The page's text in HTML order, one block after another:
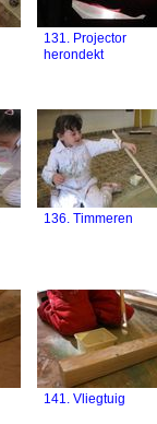
131. Projector
herondekt
136. Timmeren
141. Vliegtuig